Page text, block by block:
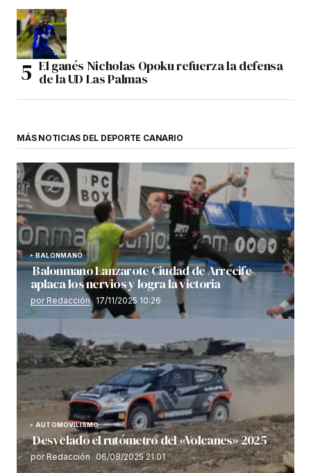
El ganés Nicholas Opoku refuerza la defensa
de la UD Las Palmas
MÁS NOTICIAS DEL DEPORTE CANARIO
BALONMANO
Balonmano Lanzarote Ciudad de Arrecife
aplaca los nervios y logra la victoria
por Redacción 17/11/2025 10:26
AUTOMOVILISMO
Desvelado el rutómetro del «Volcanes» 2025
por Redacción 06/08/2025 21:01